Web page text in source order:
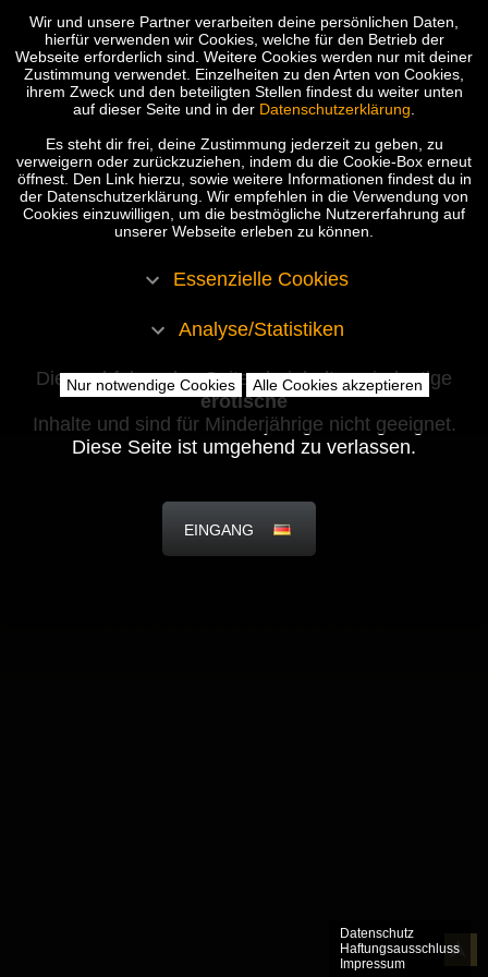
Die nachfolgenden Seiten beinhalten eindeutige
erotische
Inhalte und sind für Minderjährige nicht geeignet.
Diese Seite ist umgehend zu verlassen.
EINGANG
Datenschutz
Haftungsausschluss
Impressum
Wir und unsere Partner verarbeiten deine persönlichen Daten,
hierfür verwenden wir Cookies, welche für den Betrieb der
Webseite erforderlich sind. Weitere Cookies werden nur mit deiner
Zustimmung verwendet. Einzelheiten zu den Arten von Cookies,
ihrem Zweck und den beteiligten Stellen findest du weiter unten
auf dieser Seite und in der Datenschutzerklärung
Es steht dir frei, deine Zustimmung jederzeit zu geben, zu
verweigern oder zurückzuziehen, indem du die Cookie-Box erneut
öffnest. Den Link hierzu, sowie weitere Informationen findest du in
der Datenschutzerklärung. Wir empfehlen in die Verwendung von
Cookies einzuwilligen, um die bestmögliche Nutzererfahrung auf
unserer Webseite erleben zu können.
Essenzielle Cookies
Analyse/Statistiken
Nur notwendige Cookies Alle Cookies akzeptieren